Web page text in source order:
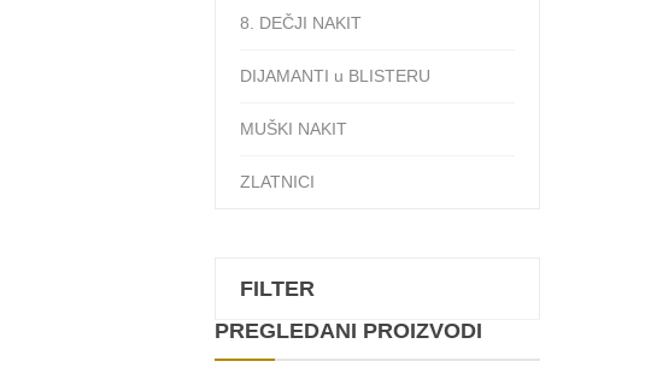
8. DEČJI NAKIT
DIJAMANTI u BLISTERU
MUŠKI NAKIT
ZLATNICI
FILTER
PREGLEDANI PROIZVODI